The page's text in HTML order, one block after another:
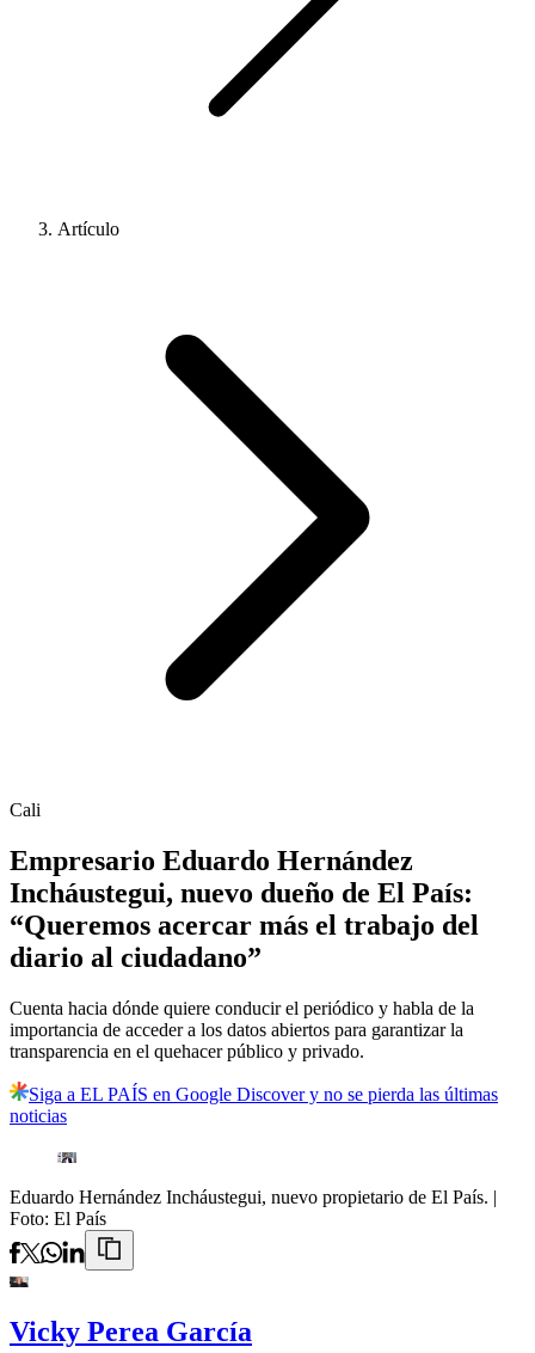
Artículo
Cali
Empresario Eduardo Hernández
Incháustegui, nuevo dueño de El País:
“Queremos acercar más el trabajo del
diario al ciudadano”
Cuenta hacia dónde quiere conducir el periódico y habla de la
importancia de acceder a los datos abiertos para garantizar la
transparencia en el quehacer público y privado.
Siga a EL PAÍS en Google Discover y no se pierda las últimas
noticias
Eduardo Hernández Incháustegui, nuevo propietario de El País. |
Foto: El País
Vicky Perea García